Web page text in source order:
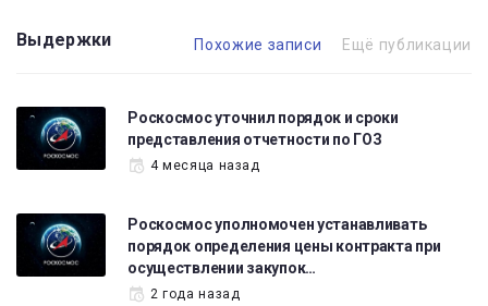
Выдержки Похожие записи Ещё публикации
Роскосмос уточнил порядок и сроки
представления отчетности по ГОЗ
4 месяца назад
Роскосмос уполномочен устанавливать
порядок определения цены контракта при
осуществлении закупок…
2 года назад